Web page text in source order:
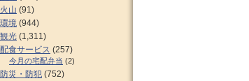
火山 (91)
環境 (944)
観光 (1,311)
配食サービス (257)
今月の宅配弁当 (2)
防災・防犯 (752)